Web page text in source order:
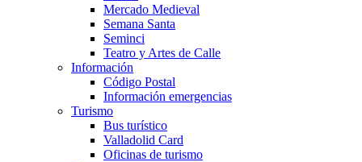
Mercado Medieval
Semana Santa
Seminci
Teatro y Artes de Calle
Información
Código Postal
Información emergencias
Turismo
Bus turístico
Valladolid Card
Oficinas de turismo